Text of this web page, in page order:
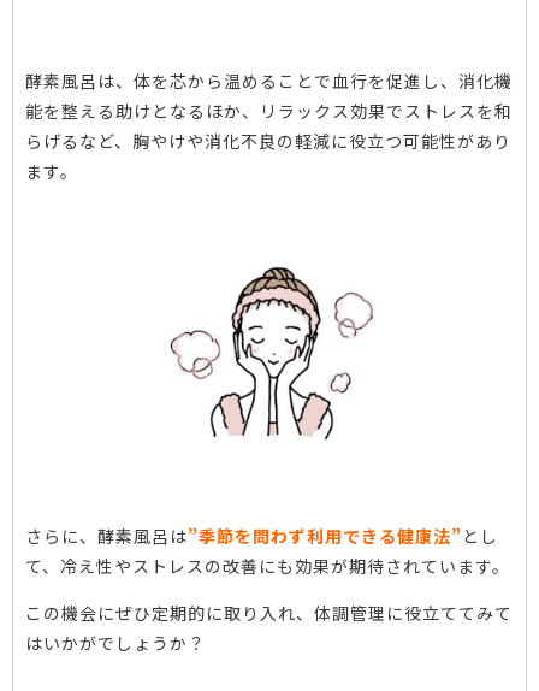
酵素風呂は、体を芯から温めることで血行を促進し、消化機
能を整える助けとなるほか、リラックス効果でストレスを和
らげるなど、胸やけや消化不良の軽減に役立つ可能性があり
ます。
さらに、酵素風呂は”季節を問わず利用できる健康法”とし
て、冷え性やストレスの改善にも効果が期待されています。
この機会にぜひ定期的に取り入れ、体調管理に役立ててみて
はいかがでしょうか？